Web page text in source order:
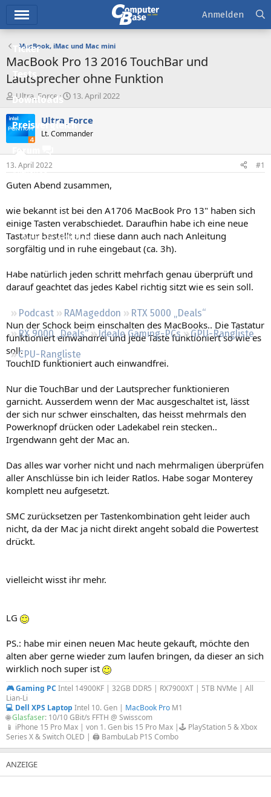
Ticker
Tests
Downloads
Preisvergleich
Forum
Aktuelles
Neue Beiträge
Neueste Aktivitäten
Regeln
Podcast RAMageddon
RTX 5000 „Deals“
RX 9000 „Deals“
Ideale Gaming-PCs
GPU-Rangliste
CPU-Rangliste
Anmelden
MacBook, iMac und Mac mini
MacBook Pro 13 2016 TouchBar und
Lautsprecher ohne Funktion
E
r
s
t
e
e
r
Ultra_Force
E
s
e
t
a
13. April 2022
Ultra_Force
Lt. Commander
13. April 2022 #1
Guten Abend zusammen,
wie bekannt ist bei den A1706 MacBook Pro 13" haben sich
einige Tasten verabschiedet. Daraufhin habe ich eine neue
Tastatur bestellt und diese dann auch nach Anleitung
sorgfältig und in ruhe eingebaut (ca. 3h).
Habe natürlich jeden schritt mehrfach genau überprüft und
darauf geachtet das jedes Kabel richtig sitzt wie es sein soll.
Nun der Schock beim einschalten des MacBooks.. Die Tastatur
funktioniert einwandfrei und jede Taste funktioniert so wie es
soll.
TouchID funktioniert auch einwandfrei.
Nur die TouchBar und der Lautsprecher funktionieren
garnicht. Ausserdem wenn der Mac ausgeschaltet ist, lässt
der sich nur schwer einschalten, das heisst mehrmals den
Powerknopf drücken oder Ladekabel rein stecken..
Irgendwann geht der Mac an.
Das alles war vorher nicht und nach mehrmaligen überprüfen
aller Anschlüsse bin ich leider Ratlos. Habe sogar Monterey
komplett neu aufgesetzt.
SMC zurücksetzen per Tastenkombination geht leider auch
nicht, da der Mac ja nicht direkt angeht sobald die Powertest
drückt.
vielleicht wisst ihr mehr.
LG
PS.: habe mir einen neuen Mac heute gekauft, möchte den
alten aber gerne wieder zum laufen bringen, da dieser an sich
wirklich noch super ist
🎮 Gaming PC Intel 14900KF | 32GB DDR5 | RX7900XT | 5TB NVMe | All
Lian-Li
💻 Dell XPS Laptop Intel 10. Gen | MacBook Pro M1
🌐Glasfaser: 10/10 GBit/s FFTH @ Swisscom
📱 iPhone 15 Pro Max | von 1. Gen bis 15 Pro Max |🕹️ PlayStation 5 & Xbox
Series X & Switch OLED | 🖨️ BambuLab P1S Combo